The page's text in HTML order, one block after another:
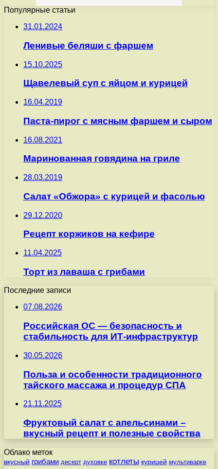
Популярные статьи
31.01.2024
Ленивые беляши с фаршем
15.10.2025
Щавелевый суп с яйцом и курицей
16.04.2019
Паста-пирог с мясным фаршем и сыром
16.08.2021
Маринованная говядина на гриле
28.03.2019
Салат «Обжора» с курицей и фасолью
29.12.2020
Рецепт коржиков на кефире
11.04.2025
Торт из лаваша с грибами
Последние записи
07.08.2026
Российская ОС — безопасность и
стабильность для ИТ-инфраструктур
30.05.2026
Польза и особенности традиционного
тайского массажа и процедур СПА
21.11.2025
Фруктовый салат с апельсинами –
вкусный рецепт и полезные свойства
Облако меток
вкусный грибами десерт духовке котлеты курицей мультиварке